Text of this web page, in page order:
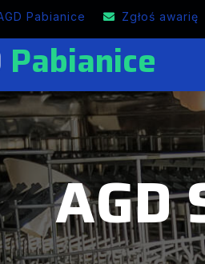
Pabianice Zgłoś awarię
SIEMENS w Pabianicach
Pabianice
AGD